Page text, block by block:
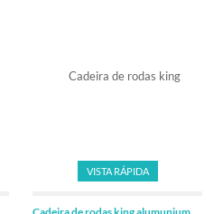
VISTA RÁPIDA